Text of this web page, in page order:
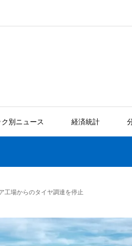
ク別ニュース 経済統計
工場からのタイヤ調達を停止